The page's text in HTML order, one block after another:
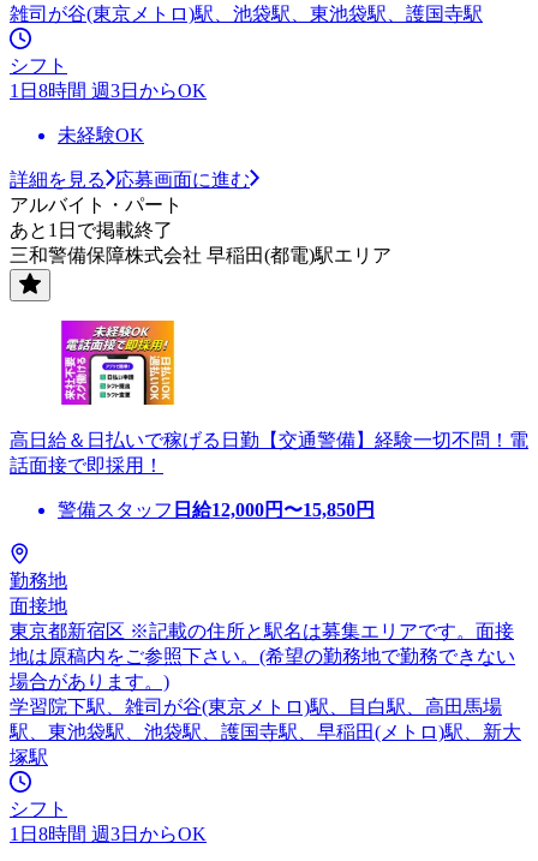
雑司が谷(東京メトロ)駅、池袋駅、東池袋駅、護国寺駅
シフト
1日8時間 週3日からOK
未経験OK
詳細を見る
応募画面に進む
アルバイト・パート
あと1日で掲載終了
三和警備保障株式会社 早稲田(都電)駅エリア
高日給＆日払いで稼げる日勤【交通警備】経験一切不問！電
話面接で即採用！
警備スタッフ 日給12,000円〜15,850円
勤務地
面接地
東京都新宿区 ※記載の住所と駅名は募集エリアです。面接
地は原稿内をご参照下さい。(希望の勤務地で勤務できない
場合があります。)
学習院下駅、雑司が谷(東京メトロ)駅、目白駅、高田馬場
駅、東池袋駅、池袋駅、護国寺駅、早稲田(メトロ)駅、新大
塚駅
シフト
1日8時間 週3日からOK